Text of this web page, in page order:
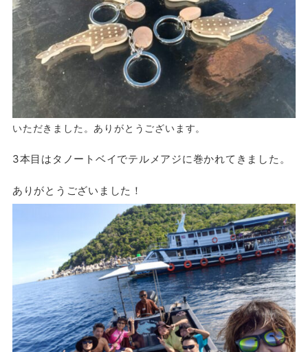
いただきました。ありがとうございます。
3本目はタノートベイでテルメアジに巻かれてきました。
ありがとうございました！